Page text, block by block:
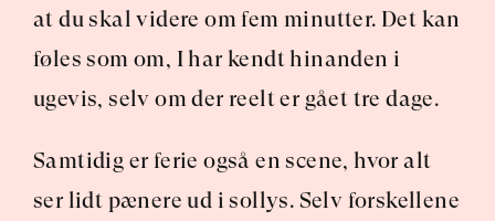
at du skal videre om fem minutter. Det kan
føles som om, I har kendt hinanden i
ugevis, selv om der reelt er gået tre dage.
Samtidig er ferie også en scene, hvor alt
ser lidt pænere ud i sollys. Selv forskellene